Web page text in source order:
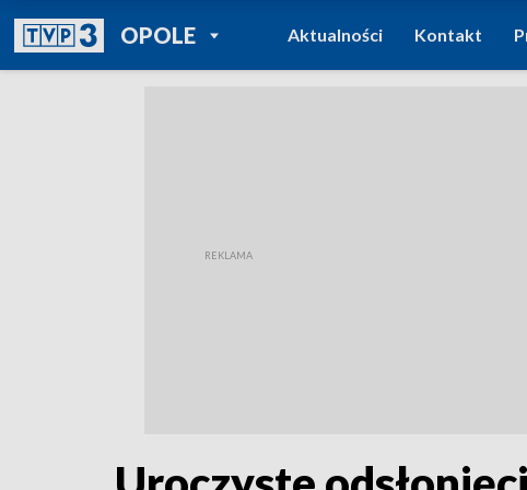
OPOLEPOWRÓT DO
TVP REGIONY
Aktualności Kontakt